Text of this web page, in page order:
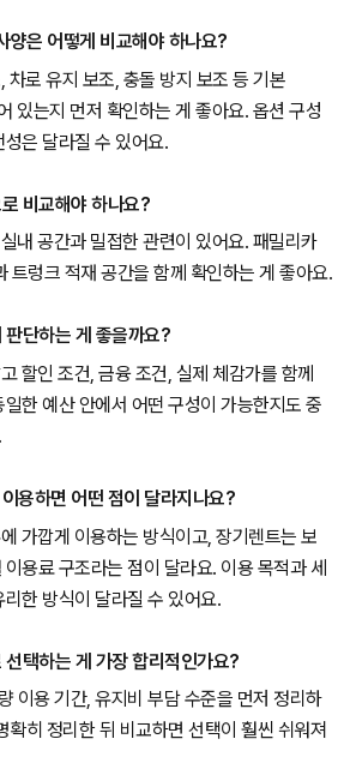
양은 어떻게 비교해야 하나요?
차로 유지 보조, 충돌 방지 보조 등 기본
있는지 먼저 확인하는 게 좋아요. 옵션 구성
은 달라질 수 있어요.
비교해야 하나요?
내 공간과 밀접한 관련이 있어요. 패밀리카
트렁크 적재 공간을 함께 확인하는 게 좋아요.
판단하는 게 좋을까요?
할인 조건, 금융 조건, 실제 체감가를 함께
한 예산 안에서 어떤 구성이 가능한지도 중
용하면 어떤 점이 달라지나요?
가깝게 이용하는 방식이고, 장기렌트는 보
용료 구조라는 점이 달라요. 이용 목적과 세
한 방식이 달라질 수 있어요.
선택하는 게 가장 합리적인가요?
이용 기간, 유지비 부담 수준을 먼저 정리하
확히 정리한 뒤 비교하면 선택이 훨씬 쉬워져